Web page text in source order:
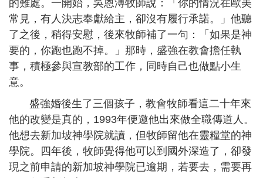
的難處。一開始，吳恩溥牧師說：「你的情況在歐美
常見，有人決志奉獻給主，卻沒有履行承諾。」他聽
了之後，稍得安慰，後來牧師補了一句：「如果是神
要的，你跑也跑不掉。」那時，盛強在教會擔任執
事，積極參與宣教部的工作，同時自己也做點小生
意。
盛強婚後生了三個孩子，教會牧師看這二十年來
他的改變是真的，1993年便邀他出來做全職傳道人。
他想去新加坡神學院就讀，但牧師留他在靈糧堂的神
學院。四年後，牧師覺得他可以到國外深造了，卻發
現之前申請的新加坡神學院已逾期，若要去，需要再